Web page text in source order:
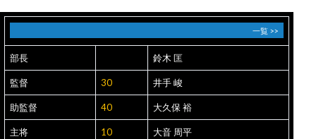
一覧 >>
部長 鈴木 匡
監督 30 井手 峻
助監督 40 大久保 裕
主将 10 大音 周平